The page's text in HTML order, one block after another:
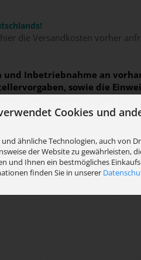
Cookies und
ähnliche Technologien, auch von
der Website zu gewährleisten,
und Ihnen ein bestmögliches
finden Sie in unserer
die Versandkosten vorher
Inbetriebnahme an
sowie die
Kundendienst gegen